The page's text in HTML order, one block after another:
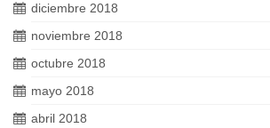
diciembre 2018
noviembre 2018
octubre 2018
mayo 2018
abril 2018